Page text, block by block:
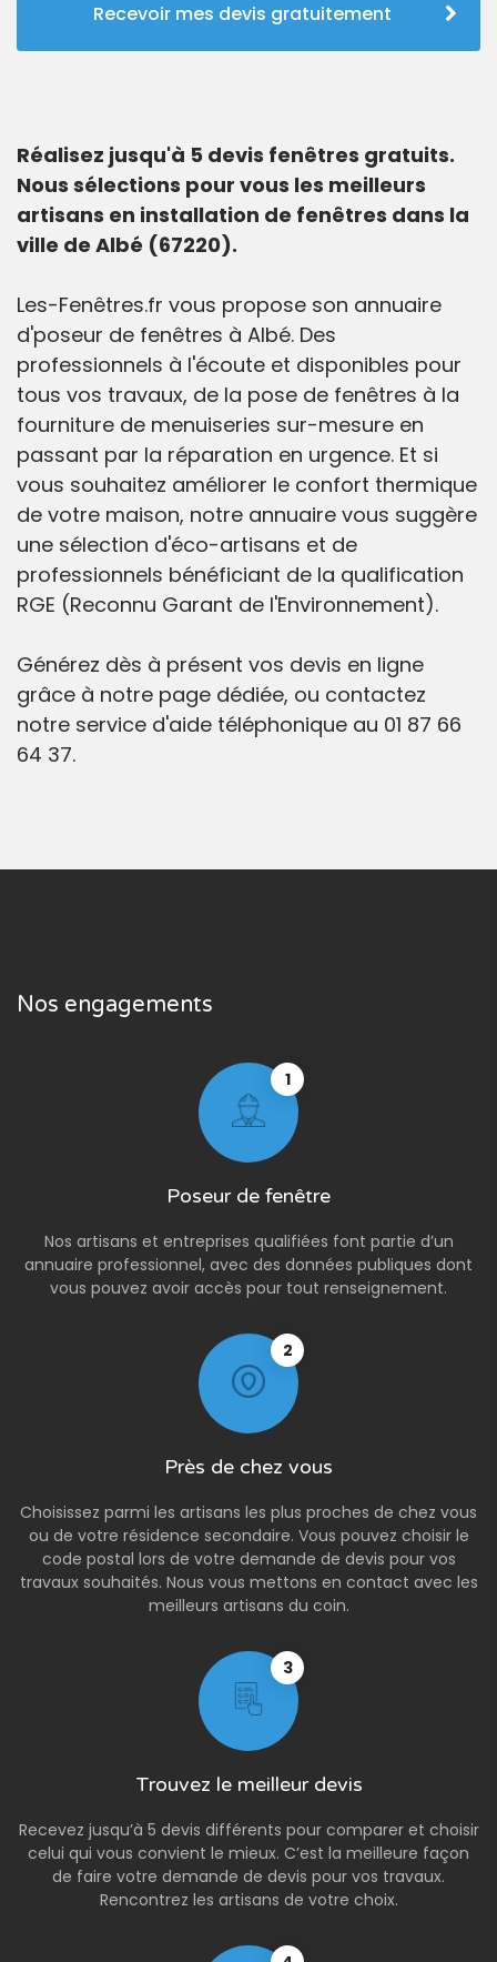
Recevoir mes devis gratuitement
Réalisez jusqu'à 5 devis fenêtres gratuits.
Nous sélections pour vous les meilleurs
artisans en installation de fenêtres dans la
ville de Albé (67220).
Les-Fenêtres.fr vous propose son annuaire
d'poseur de fenêtres à Albé. Des
professionnels à l'écoute et disponibles pour
tous vos travaux, de la pose de fenêtres à la
fourniture de menuiseries sur-mesure en
passant par la réparation en urgence. Et si
vous souhaitez améliorer le confort thermique
de votre maison, notre annuaire vous suggère
une sélection d'éco-artisans et de
professionnels bénéficiant de la qualification
RGE (Reconnu Garant de l'Environnement).
Générez dès à présent vos devis en ligne
grâce à notre page dédiée, ou contactez
notre service d'aide téléphonique au 01 87 66
64 37.
Nos engagements
1
Poseur de fenêtre
Nos artisans et entreprises qualifiées font partie d’un
annuaire professionnel, avec des données publiques dont
vous pouvez avoir accès pour tout renseignement.
2
Près de chez vous
Choisissez parmi les artisans les plus proches de chez vous
ou de votre résidence secondaire. Vous pouvez choisir le
code postal lors de votre demande de devis pour vos
travaux souhaités. Nous vous mettons en contact avec les
meilleurs artisans du coin.
3
Trouvez le meilleur devis
Recevez jusqu’à 5 devis différents pour comparer et choisir
celui qui vous convient le mieux. C’est la meilleure façon
de faire votre demande de devis pour vos travaux.
Rencontrez les artisans de votre choix.